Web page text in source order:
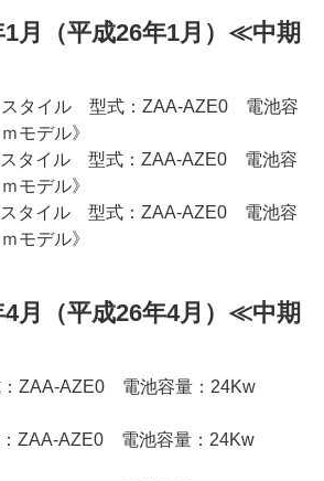
1月（平成26年1月）≪中期
スタイル 型式：ZAA-AZE0 電池容
モデル》
スタイル 型式：ZAA-AZE0 電池容
モデル》
スタイル 型式：ZAA-AZE0 電池容
モデル》
4月（平成26年4月）≪中期
ZAA-AZE0 電池容量：24Kw
ZAA-AZE0 電池容量：24Kw